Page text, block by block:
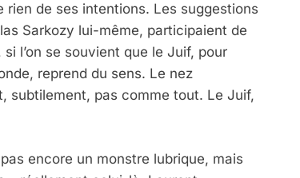
de ses intentions. Les suggestions
Sarkozy lui-même, participaient de
l’on se souvient que le Juif, pour
reprend du sens. Le nez
subtilement, pas comme tout. Le Juif,
encore un monstre lubrique, mais